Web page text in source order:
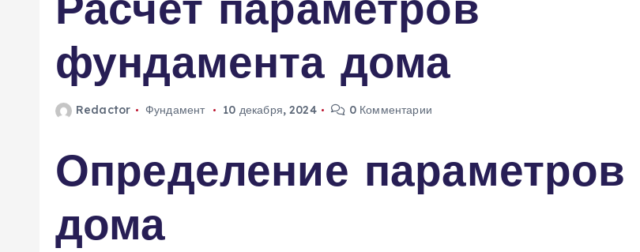
фундамента дома
Redactor Фундамент 10 декабря, 2024 0 Комментарии
Определение параметров
дома